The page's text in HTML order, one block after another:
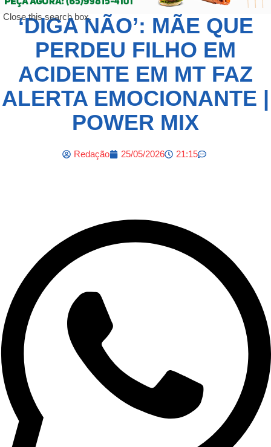
Close this search box.
‘DIGA NÃO’: MÃE QUE
PERDEU FILHO EM
ACIDENTE EM MT FAZ
ALERTA EMOCIONANTE |
POWER MIX
Redação 25/05/2026 21:15